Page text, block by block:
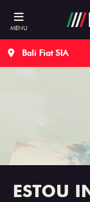
MENU
Bali Fiat SIA
ESTOU